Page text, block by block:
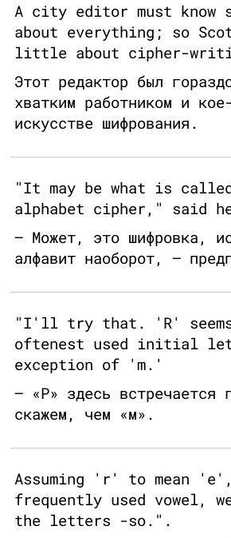
A city editor must know
about everything; so
little about cipher-
Этот редактор был
хватким работником и
искусстве шифрования.
"It may be what is
alphabet cipher," said
— Может, это шифровка,
алфавит наоборот, —
"I'll try that. 'R'
oftenest used initial
exception of 'm.'
— «Р» здесь встречается
скажем, чем «м».
Assuming 'r' to mean
frequently used vowel,
the letters -so.".